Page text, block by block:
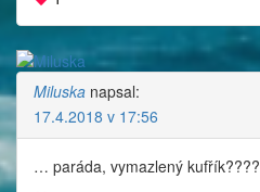
Miluska napsal:
17.4.2018 v 17:56
… paráda, vymazlený kufřík????